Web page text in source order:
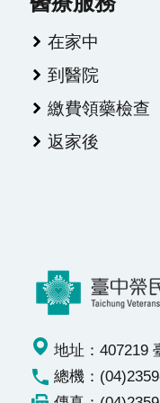
在家中
到醫院
繳費領藥檢查
返家後
地址：407219
總機：